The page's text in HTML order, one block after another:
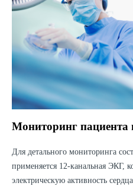
Мониторинг пациента
Для детального мониторинга
применяется 12-канальная ЭКГ,
электрическую активность